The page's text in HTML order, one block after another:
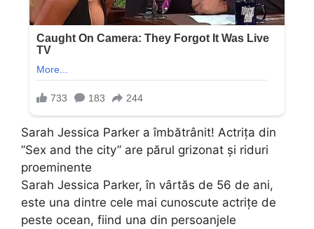
Sarah Jessica Parker a îmbătrânit! Actrița din
”Sex and the city” are părul grizonat și riduri
proeminente
Sarah Jessica Parker, în vârtăs de 56 de ani,
este una dintre cele mai cunoscute actrițe de
peste ocean, fiind una din persoanjele